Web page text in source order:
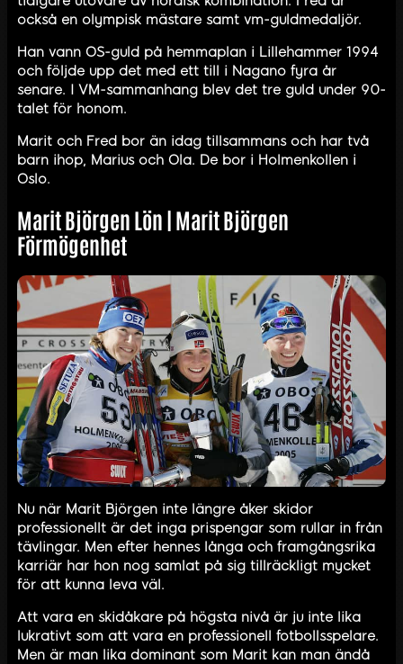
också en olympisk mästare samt vm-guldmedaljör.
Han vann OS-guld på hemmaplan i Lillehammer 1994
och följde upp det med ett till i Nagano fyra år
senare. I VM-sammanhang blev det tre guld under 90-
talet för honom.
Marit och Fred bor än idag tillsammans och har två
barn ihop, Marius och Ola. De bor i Holmenkollen i
Oslo.
Marit Björgen Lön | Marit Björgen
Förmögenhet
Nu när Marit Björgen inte längre åker skidor
professionellt är det inga prispengar som rullar in från
tävlingar. Men efter hennes långa och framgångsrika
karriär har hon nog samlat på sig tillräckligt mycket
för att kunna leva väl.
Att vara en skidåkare på högsta nivå är ju inte lika
lukrativt som att vara en professionell fotbollsspelare.
Men är man lika dominant som Marit kan man ändå